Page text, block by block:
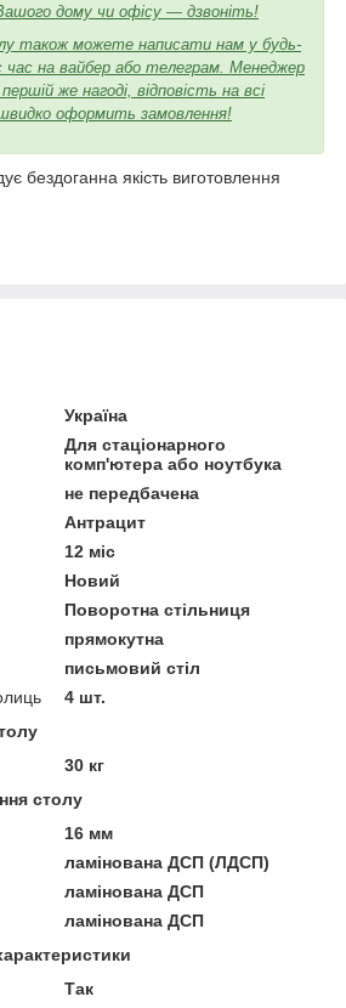
дому чи офісу — дзвоніть!
також можете написати нам у будь-
час на вайбер або телеграм. Менеджер
же нагоді, відповість на всі
оформить замовлення!
бездоганна якість виготовлення
Україна
Для стаціонарного
комп'ютера або ноутбука
не передбачена
Антрацит
12 міс
Новий
Поворотна стільниця
прямокутна
письмовий стіл
4 шт.
30 кг
столу
16 мм
ламінована ДСП (ЛДСП)
ламінована ДСП
ламінована ДСП
Так